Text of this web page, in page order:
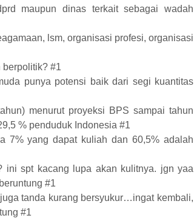
maupun dinas terkait sebagai wadah
lsm, organisasi profesi, organisasi
berpolitik? #1
punya potensi baik dari segi kuantitas
menurut proyeksi BPS sampai tahun
% penduduk Indonesia #1
7% yang dapat kuliah dan 60,5% adalah
ini spt kacang lupa akan kulitnya. jgn yaa
#1
tanda kurang bersyukur…ingat kembali,
#1